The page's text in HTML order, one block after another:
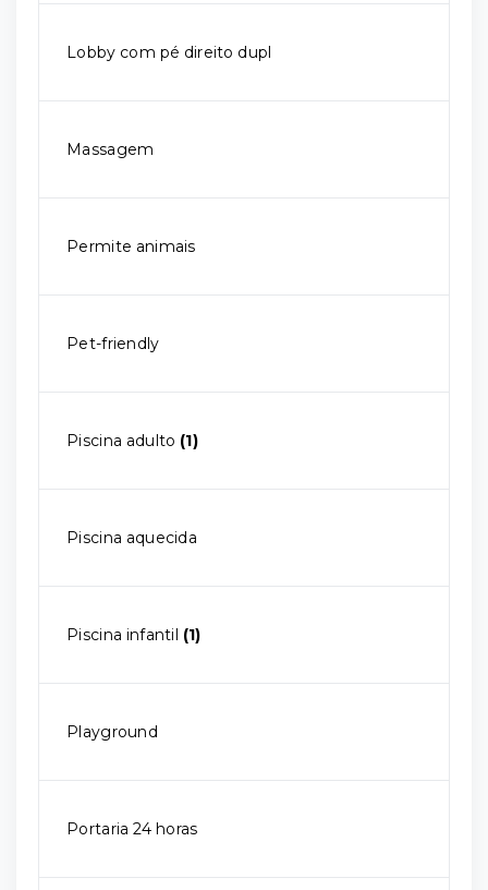
Lobby com pé direito dupl
Massagem
Permite animais
Pet-friendly
Piscina adulto (1)
Piscina aquecida
Piscina infantil (1)
Playground
Portaria 24 horas